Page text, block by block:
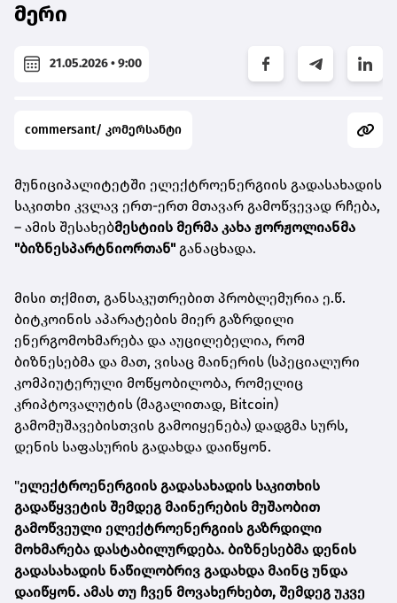
მერი
21.05.2026 • 9:00
commersant/ კომერსანტი
მუნიციპალიტეტში ელექტროენერგიის გადასახადის
საკითხი კვლავ ერთ-ერთ მთავარ გამოწვევად რჩება,
– ამის შესახებმესტიის მერმა კახა ჟორჟოლიანმა
"ბიზნესპარტნიორთან" განაცხადა.
მისი თქმით, განსაკუთრებით პრობლემურია ე.წ.
ბიტკოინის აპარატების მიერ გაზრდილი
ენერგომოხმარება და აუცილებელია, რომ
ბიზნესებმა და მათ, ვისაც მაინერის (სპეციალური
კომპიუტერული მოწყობილობა, რომელიც
კრიპტოვალუტის (მაგალითად, Bitcoin)
გამომუშავებისთვის გამოიყენება) დადგმა სურს,
დენის საფასურის გადახდა დაიწყონ.
"ელექტროენერგიის გადასახადის საკითხის
გადაწყვეტის შემდეგ მაინერების მუშაობით
გამოწვეული ელექტროენერგიის გაზრდილი
მოხმარება დასტაბილურდება. ბიზნესებმა დენის
გადასახადის ნაწილობრივ გადახდა მაინც უნდა
დაიწყონ. ამას თუ ჩვენ მოვახერხებთ, შემდეგ უკვე